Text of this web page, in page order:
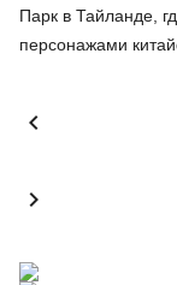
Парк в Тайланде,
персонажами

